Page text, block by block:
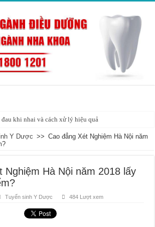
khi nhai và cách xử lý hiệu quả
Y Dược >> Cao đẳng Xét Nghiệm Hà Nội năm
Nghiệm Hà Nội năm 2018 lấy
Tuyển sinh Y Dược 484 Lượt xem